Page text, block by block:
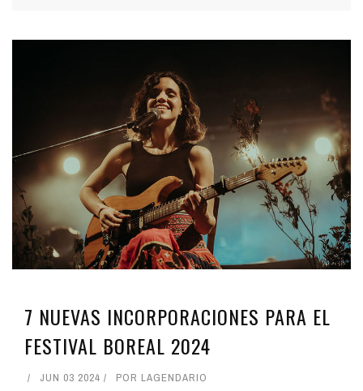
7 NUEVAS INCORPORACIONES PARA EL
FESTIVAL BOREAL 2024
JUN 03 2024 POR LAGENDARIO